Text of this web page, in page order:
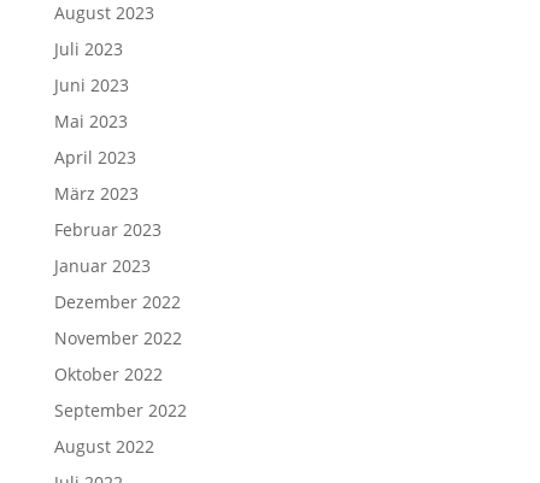
August 2023
Juli 2023
Juni 2023
Mai 2023
April 2023
März 2023
Februar 2023
Januar 2023
Dezember 2022
November 2022
Oktober 2022
September 2022
August 2022